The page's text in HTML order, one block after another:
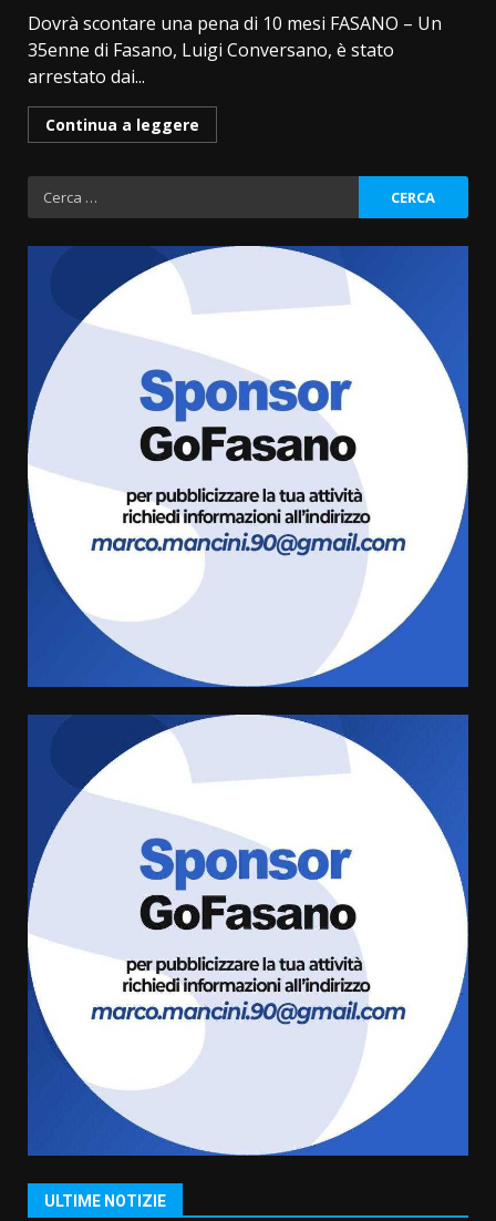
Dovrà scontare una pena di 10 mesi FASANO – Un
35enne di Fasano, Luigi Conversano, è stato
arrestato dai...
Continua a leggere
Ricerca
per:
ULTIME NOTIZIE
Grazia Neglia, coordinatrice
cittadina di Fratelli d’Italia,
pronta a tornare in Consiglio
comunale
6 Agosto 2026 08:00
Cura dei beni comuni e
cittadinanza attiva: online
l’avviso per la gestione
condivisa della Villetta di
assoluta de “L’Albergo
Belvedere. Il rapimento”
6 Agosto 2026 06:15
Serie D, l’Us Fasano è escluso
dal campionato
5 Agosto 2026 17:30
Truffatori in azione nelle
frazioni fasanesi
5 Agosto 2026 11:03
1
Fasanese ferito a colpi di arma
da fuoco
6 Agosto 2026 18:13